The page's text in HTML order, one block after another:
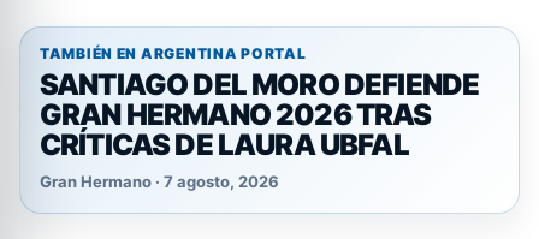
TAMBIÉN EN ARGENTINA PORTAL
SANTIAGO DEL MORO DEFIENDE
GRAN HERMANO 2026 TRAS
CRÍTICAS DE LAURA UBFAL
Gran Hermano · 7 agosto, 2026